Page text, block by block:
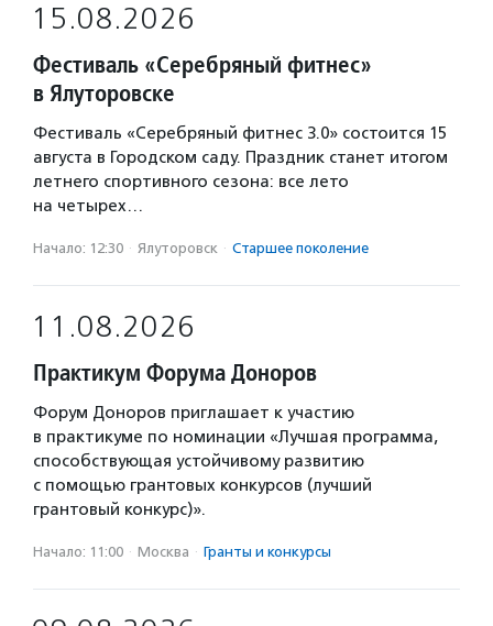
15.08.2026
Фестиваль «Серебряный фитнес»
в Ялуторовске
Фестиваль «Серебряный фитнес 3.0» состоится 15
августа в Городском саду. Праздник станет итогом
летнего спортивного сезона: все лето
на четырех…
Начало: 12:30 · Ялуторовск · Старшее поколение
11.08.2026
Практикум Форума Доноров
Форум Доноров приглашает к участию
в практикуме по номинации «Лучшая программа,
способствующая устойчивому развитию
с помощью грантовых конкурсов (лучший
грантовый конкурс)».
Начало: 11:00 · Москва · Гранты и конкурсы